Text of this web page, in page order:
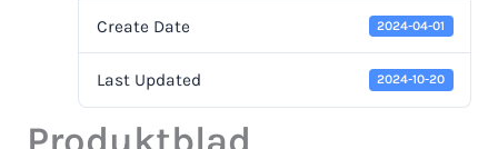
Create Date 2024-04-01
Last Updated 2024-10-20